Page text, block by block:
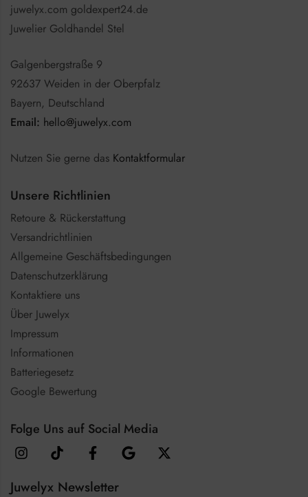
juwelyx.com goldexpert24.de
Juwelier Goldhandel Stel
Galgenbergstraße 9
92637 Weiden in der Oberpfalz
Bayern, Deutschland
Email: hello@juwelyx.com
Nutzen Sie gerne das Kontaktformular
Unsere Richtlinien
Retoure & Rückerstattung
Versandrichtlinien
Allgemeine Geschäftsbedingungen
Datenschutzerklärung
Kontaktiere uns
Über Juwelyx
Impressum
Informationen
Batteriegesetz
Google Bewertung
Folge Uns auf Social Media
Juwelyx Newsletter